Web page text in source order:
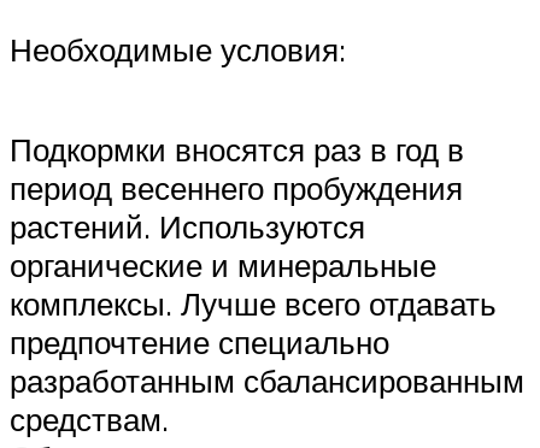
Необходимые условия:
Подкормки вносятся раз в год в
период весеннего пробуждения
растений. Используются
органические и минеральные
комплексы. Лучше всего отдавать
предпочтение специально
разработанным сбалансированным
средствам.